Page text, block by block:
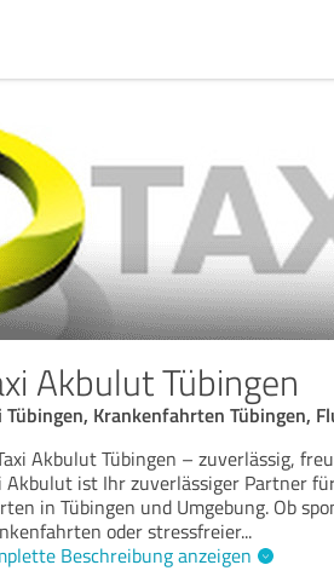
Akbulut Tübingen
Tübingen, Krankenfahrten Tübingen,
Akbulut Tübingen – zuverlässig,
Akbulut ist Ihr zuverlässiger Partner
in Tübingen und Umgebung. Ob
oder stressfreier...
Beschreibung anzeigen